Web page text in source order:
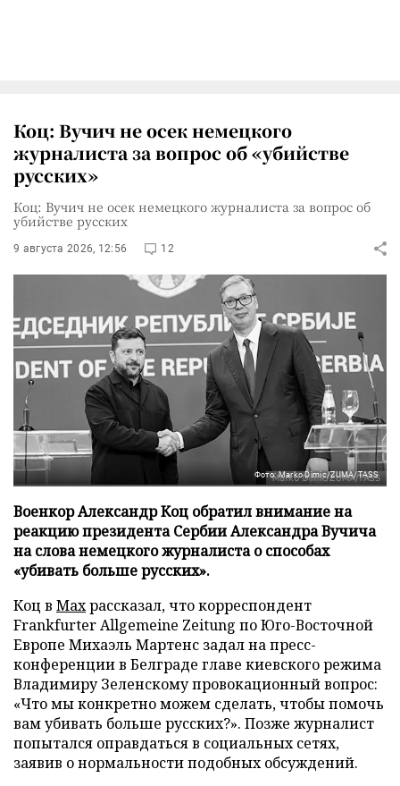
Коц: Вучич не осек немецкого
журналиста за вопрос об «убийстве
русских»
Коц: Вучич не осек немецкого журналиста за вопрос об
убийстве русских
9 августа 2026, 12:56 12
Фото: Marko Dimic/ZUMA/TASS
Военкор Александр Коц обратил внимание на
реакцию президента Сербии Александра Вучича
на слова немецкого журналиста о способах
«убивать больше русских».
Коц в Махрассказал, что корреспондент
Frankfurter Allgemeine Zeitung по Юго-Восточной
Европе Михаэль Мартенс задал на пресс-
конференции в Белграде главе киевского режима
Владимиру Зеленскому провокационный вопрос:
«Что мы конкретно можем сделать, чтобы помочь
вам убивать больше русских?». Позже журналист
попытался оправдаться в социальных сетях,
заявив о нормальности подобных обсуждений.